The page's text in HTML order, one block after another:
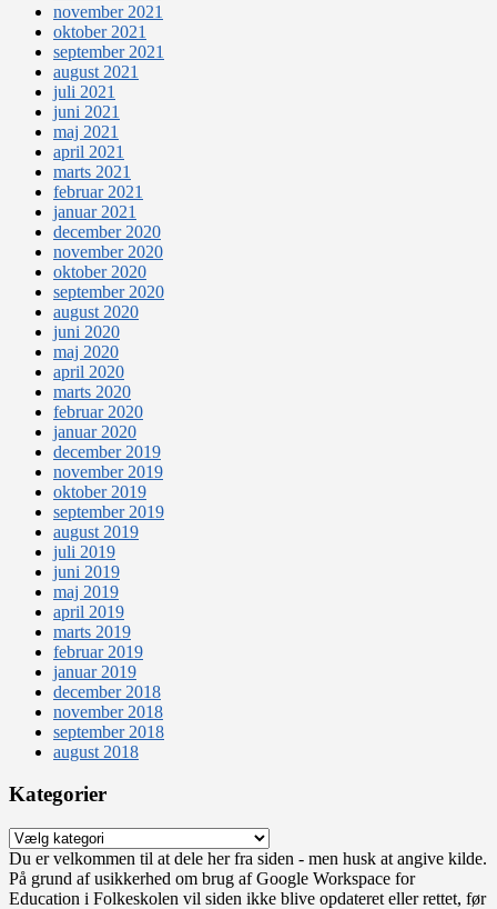
november 2021
oktober 2021
september 2021
august 2021
juli 2021
juni 2021
maj 2021
april 2021
marts 2021
februar 2021
januar 2021
december 2020
november 2020
oktober 2020
september 2020
august 2020
juni 2020
maj 2020
april 2020
marts 2020
februar 2020
januar 2020
december 2019
november 2019
oktober 2019
september 2019
august 2019
juli 2019
juni 2019
maj 2019
april 2019
marts 2019
februar 2019
januar 2019
december 2018
november 2018
september 2018
august 2018
Kategorier
Kategorier
Du er velkommen til at dele her fra siden - men husk at angive kilde.
På grund af usikkerhed om brug af Google Workspace for
Education i Folkeskolen vil siden ikke blive opdateret eller rettet, før